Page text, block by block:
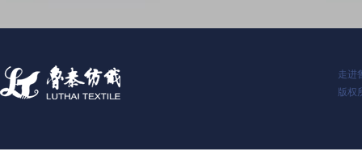
走进
版权